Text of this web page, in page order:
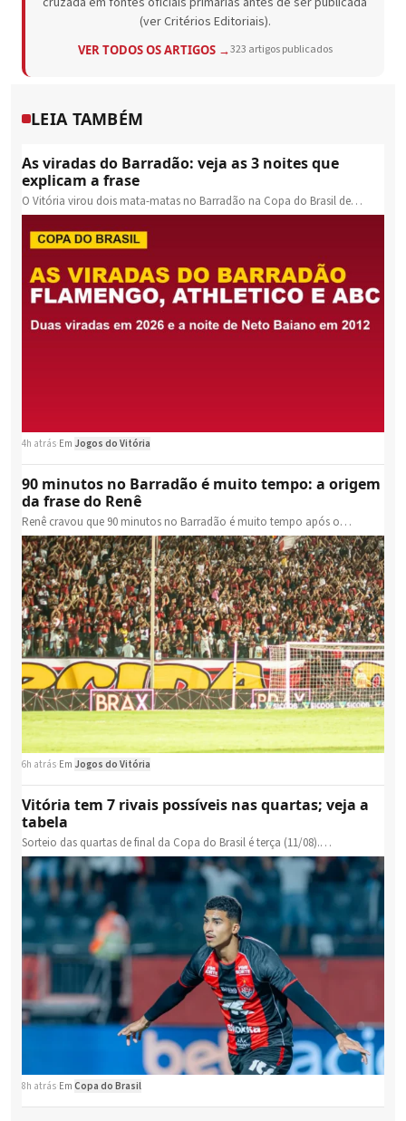
(ver Critérios Editoriais).
VER TODOS OS ARTIGOS →323 artigos publicados
LEIA TAMBÉM
As viradas do Barradão: veja as 3 noites que
explicam a frase
O Vitória virou dois mata-matas no Barradão na Copa do Brasil de…
4h atrás Em Jogos do Vitória
90 minutos no Barradão é muito tempo: a origem
da frase do Renê
Renê cravou que 90 minutos no Barradão é muito tempo após o…
6h atrás Em Jogos do Vitória
Vitória tem 7 rivais possíveis nas quartas; veja a
tabela
Sorteio das quartas de final da Copa do Brasil é terça (11/08).…
8h atrás Em Copa do Brasil